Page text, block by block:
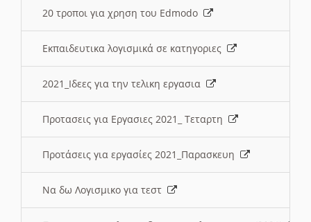
20 τροποι για χρηση του Edmodo
Εκπαιδευτικα λογισμικά σε κατηγοριες
2021_Ιδεες για την τελικη εργασια
Προτασεις για Εργασιες 2021_ Τεταρτη
Προτάσεις για εργασίες 2021_Παρασκευη
Να δω Λογισμικο για τεστ